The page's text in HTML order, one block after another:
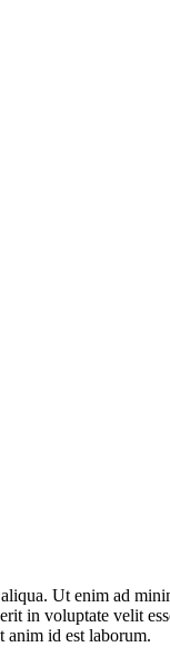
Ut enim ad
in voluptate velit
anim id est laborum.